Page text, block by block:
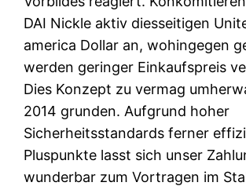
DAI Nickle aktiv diesseitigen
america Dollar an, wohingegen
werden geringer Einkaufspreis
Dies Konzept zu vermag
2014 grunden. Aufgrund hoher
Sicherheitsstandards ferner
Pluspunkte lasst sich unser
wunderbar zum Vortragen im